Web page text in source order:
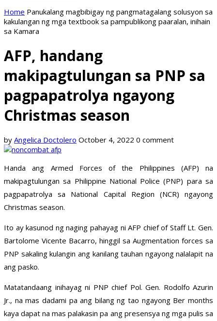
Home Panukalang magbibigay ng pangmatagalang solusyon sa
kakulangan ng mga textbook sa pampublikong paaralan, inihain
sa Kamara
AFP, handang
makipagtulungan sa PNP sa
pagpapatrolya ngayong
Christmas season
by Angelica Doctolero October 4, 2022 0 comment
Handa ang Armed Forces of the Philippines (AFP) na
makipagtulungan sa Philippine National Police (PNP) para sa
pagpapatrolya sa National Capital Region (NCR) ngayong
Christmas season.
Ito ay kasunod ng naging pahayag ni AFP chief of Staff Lt. Gen.
Bartolome Vicente Bacarro, hinggil sa Augmentation forces sa
PNP sakaling kulangin ang kanilang tauhan ngayong nalalapit na
ang pasko.
Matatandaang inihayag ni PNP chief Pol. Gen. Rodolfo Azurin
Jr., na mas dadami pa ang bilang ng tao ngayong Ber months
kaya dapat na mas palakasin pa ang presensya ng mga pulis sa